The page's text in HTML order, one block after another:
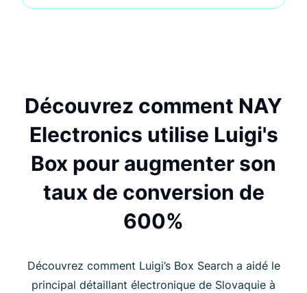
Découvrez comment NAY
Electronics utilise Luigi's
Box pour augmenter son
taux de conversion de
600%​
Découvrez comment Luigi’s Box Search a aidé le
principal détaillant électronique de Slovaquie à